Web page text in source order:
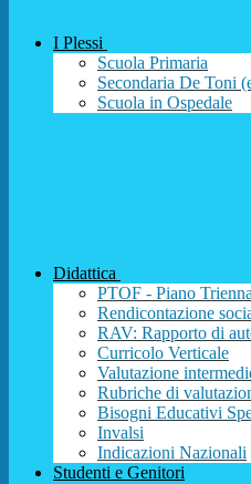
I Plessi
Scuola Primaria
Secondaria De Toni
Scuola in Ospedale
Didattica
PTOF - Piano
Rendicontazione
RAV: Rapporto di
Curricolo Verticale
Valutazione
Rubriche di
Bisogni Educativi
Invalsi
Indicazioni Nazionali
Studenti e Genitori